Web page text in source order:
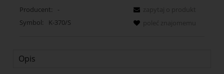
Producent:
-
Symbol:
K-370/S
Opis